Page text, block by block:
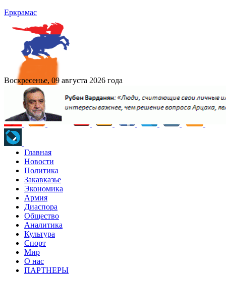
Еркрамас
Воскресенье, 09 августа 2026 года
Главная
Новости
Политика
Закавказье
Экономика
Армия
Диаспора
Общество
Аналитика
Культура
Спорт
Мир
О нас
ПАРТНЕРЫ